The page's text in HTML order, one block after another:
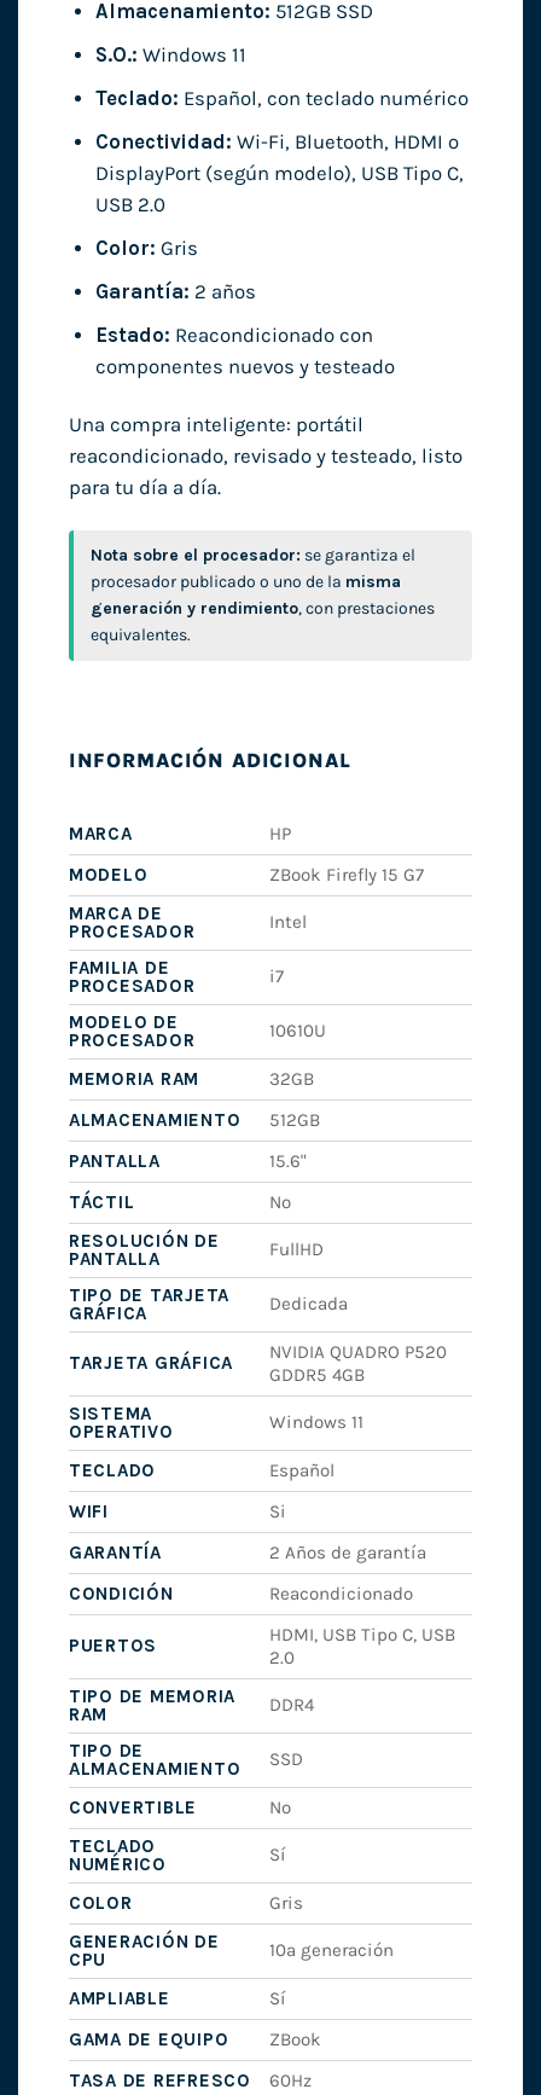
Almacenamiento: 512GB SSD
S.O.: Windows 11
Teclado: Español, con teclado numérico
Conectividad: Wi-Fi, Bluetooth, HDMI o
DisplayPort (según modelo), USB Tipo C,
USB 2.0
Color: Gris
Garantía: 2 años
Estado: Reacondicionado con
componentes nuevos y testeado
Una compra inteligente: portátil
reacondicionado, revisado y testeado, listo
para tu día a día.
Nota sobre el procesador: se garantiza el
procesador publicado o uno de la misma
generación y rendimiento, con prestaciones
equivalentes.
INFORMACIÓN ADICIONAL
MARCA
HP
MODELO
ZBook Firefly 15 G7
MARCA DE
PROCESADOR
Intel
FAMILIA DE
PROCESADOR
i7
MODELO DE
PROCESADOR
10610U
MEMORIA RAM
32GB
ALMACENAMIENTO
512GB
PANTALLA
15.6"
TÁCTIL
No
RESOLUCIÓN DE
PANTALLA
FullHD
TIPO DE TARJETA
GRÁFICA
Dedicada
TARJETA GRÁFICA
NVIDIA QUADRO P520
GDDR5 4GB
SISTEMA
OPERATIVO
Windows 11
TECLADO
Español
WIFI
Si
GARANTÍA
2 Años de garantía
CONDICIÓN
Reacondicionado
PUERTOS
HDMI, USB Tipo C, USB
2.0
TIPO DE MEMORIA
RAM
DDR4
TIPO DE
ALMACENAMIENTO
SSD
CONVERTIBLE
No
TECLADO
NUMÉRICO
Sí
COLOR
Gris
GENERACIÓN DE
CPU
10ª generación
AMPLIABLE
Sí
GAMA DE EQUIPO
ZBook
TASA DE REFRESCO
60Hz